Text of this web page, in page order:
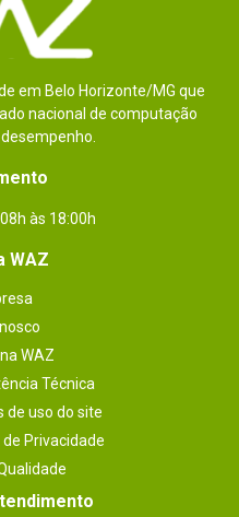
em Belo Horizonte/MG que
nacional de computação
às 18:00h
WAZ
WAZ
Técnica
de uso do site
Privacidade